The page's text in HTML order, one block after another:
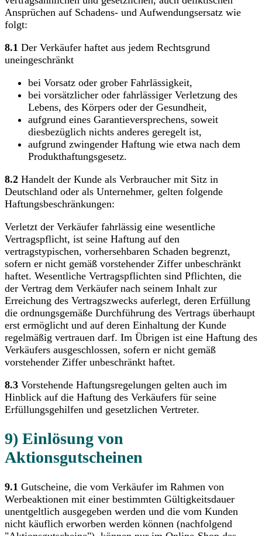
Ansprüchen auf Schadens- und Aufwendungsersatz wie
folgt:
8.1 Der Verkäufer haftet aus jedem Rechtsgrund
uneingeschränkt
bei Vorsatz oder grober Fahrlässigkeit,
bei vorsätzlicher oder fahrlässiger Verletzung des
Lebens, des Körpers oder der Gesundheit,
aufgrund eines Garantieversprechens, soweit
diesbezüglich nichts anderes geregelt ist,
aufgrund zwingender Haftung wie etwa nach dem
Produkthaftungsgesetz.
8.2 Handelt der Kunde als Verbraucher mit Sitz in
Deutschland oder als Unternehmer, gelten folgende
Haftungsbeschränkungen:
Verletzt der Verkäufer fahrlässig eine wesentliche
Vertragspflicht, ist seine Haftung auf den
vertragstypischen, vorhersehbaren Schaden begrenzt,
sofern er nicht gemäß vorstehender Ziffer unbeschränkt
haftet. Wesentliche Vertragspflichten sind Pflichten, die
der Vertrag dem Verkäufer nach seinem Inhalt zur
Erreichung des Vertragszwecks auferlegt, deren Erfüllung
die ordnungsgemäße Durchführung des Vertrags überhaupt
erst ermöglicht und auf deren Einhaltung der Kunde
regelmäßig vertrauen darf. Im Übrigen ist eine Haftung des
Verkäufers ausgeschlossen, sofern er nicht gemäß
vorstehender Ziffer unbeschränkt haftet.
8.3 Vorstehende Haftungsregelungen gelten auch im
Hinblick auf die Haftung des Verkäufers für seine
Erfüllungsgehilfen und gesetzlichen Vertreter.
9) Einlösung von
Aktionsgutscheinen
9.1 Gutscheine, die vom Verkäufer im Rahmen von
Werbeaktionen mit einer bestimmten Gültigkeitsdauer
unentgeltlich ausgegeben werden und die vom Kunden
nicht käuflich erworben werden können (nachfolgend